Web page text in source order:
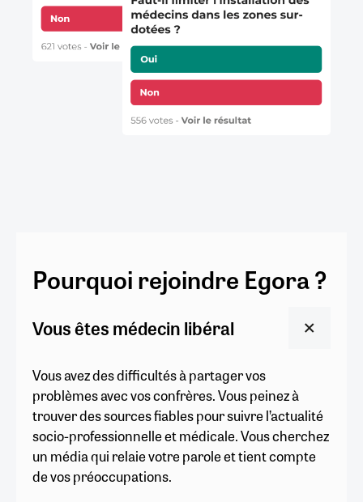
Pourquoi rejoindre Egora ?
Vous êtes médecin libéral
Vous avez des difficultés à partager vos
problèmes avec vos confrères. Vous peinez à
trouver des sources fiables pour suivre l’actualité
socio-professionnelle et médicale. Vous cherchez
un média qui relaie votre parole et tient compte
de vos préoccupations.